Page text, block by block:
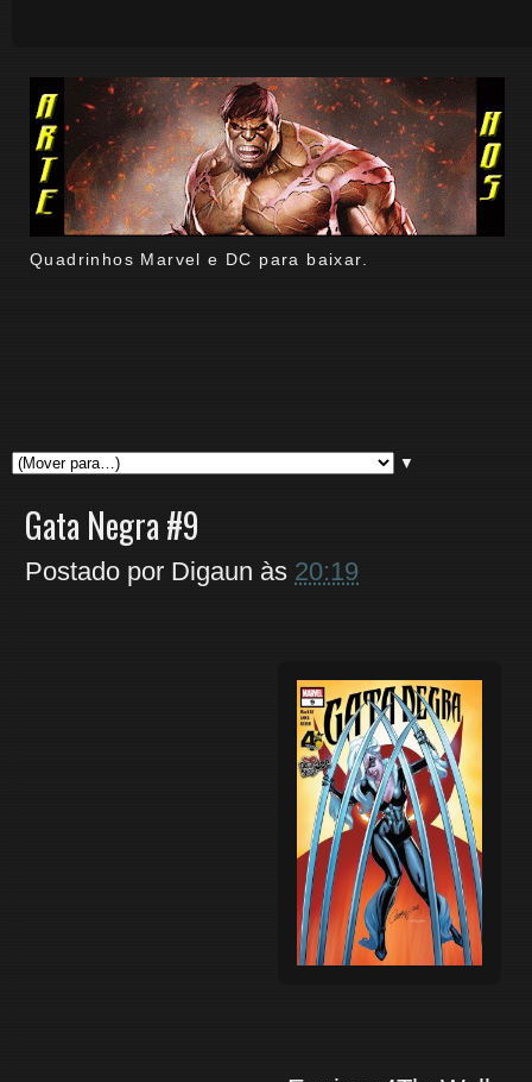
Quadrinhos Marvel e DC para baixar.
▼
Gata Negra #9
Postado por Digaun às 20:19